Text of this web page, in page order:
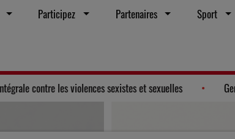
Participez Partenaires Sport
un vœu en faveur d'une loi intégrale contre les violences